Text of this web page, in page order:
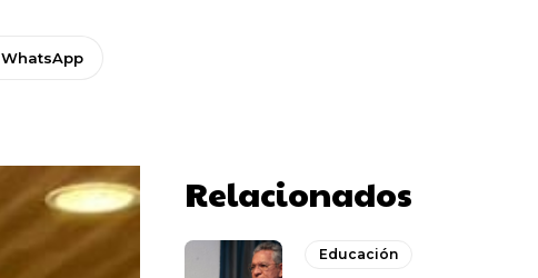
WhatsApp
Relacionados
Educación